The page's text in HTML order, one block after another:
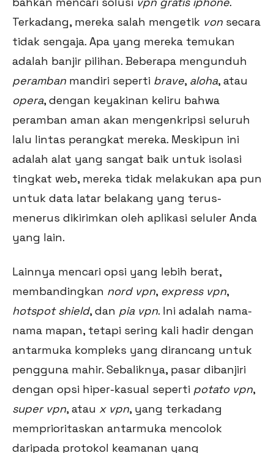
Terkadang, mereka salah mengetik von secara
tidak sengaja. Apa yang mereka temukan
adalah banjir pilihan. Beberapa mengunduh
peramban mandiri seperti brave, aloha, atau
opera, dengan keyakinan keliru bahwa
peramban aman akan mengenkripsi seluruh
lalu lintas perangkat mereka. Meskipun ini
adalah alat yang sangat baik untuk isolasi
tingkat web, mereka tidak melakukan apa pun
untuk data latar belakang yang terus-
menerus dikirimkan oleh aplikasi seluler Anda
yang lain.
Lainnya mencari opsi yang lebih berat,
membandingkan nord vpn, express vpn,
hotspot shield, dan pia vpn. Ini adalah nama-
nama mapan, tetapi sering kali hadir dengan
antarmuka kompleks yang dirancang untuk
pengguna mahir. Sebaliknya, pasar dibanjiri
dengan opsi hiper-kasual seperti potato vpn,
super vpn, atau x vpn, yang terkadang
memprioritaskan antarmuka mencolok
daripada protokol keamanan yang